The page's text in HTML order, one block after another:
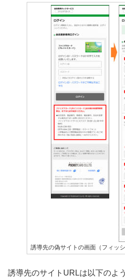
誘導先の偽サイトの画面（フィッ
誘導先のサイトURLは以下のよ